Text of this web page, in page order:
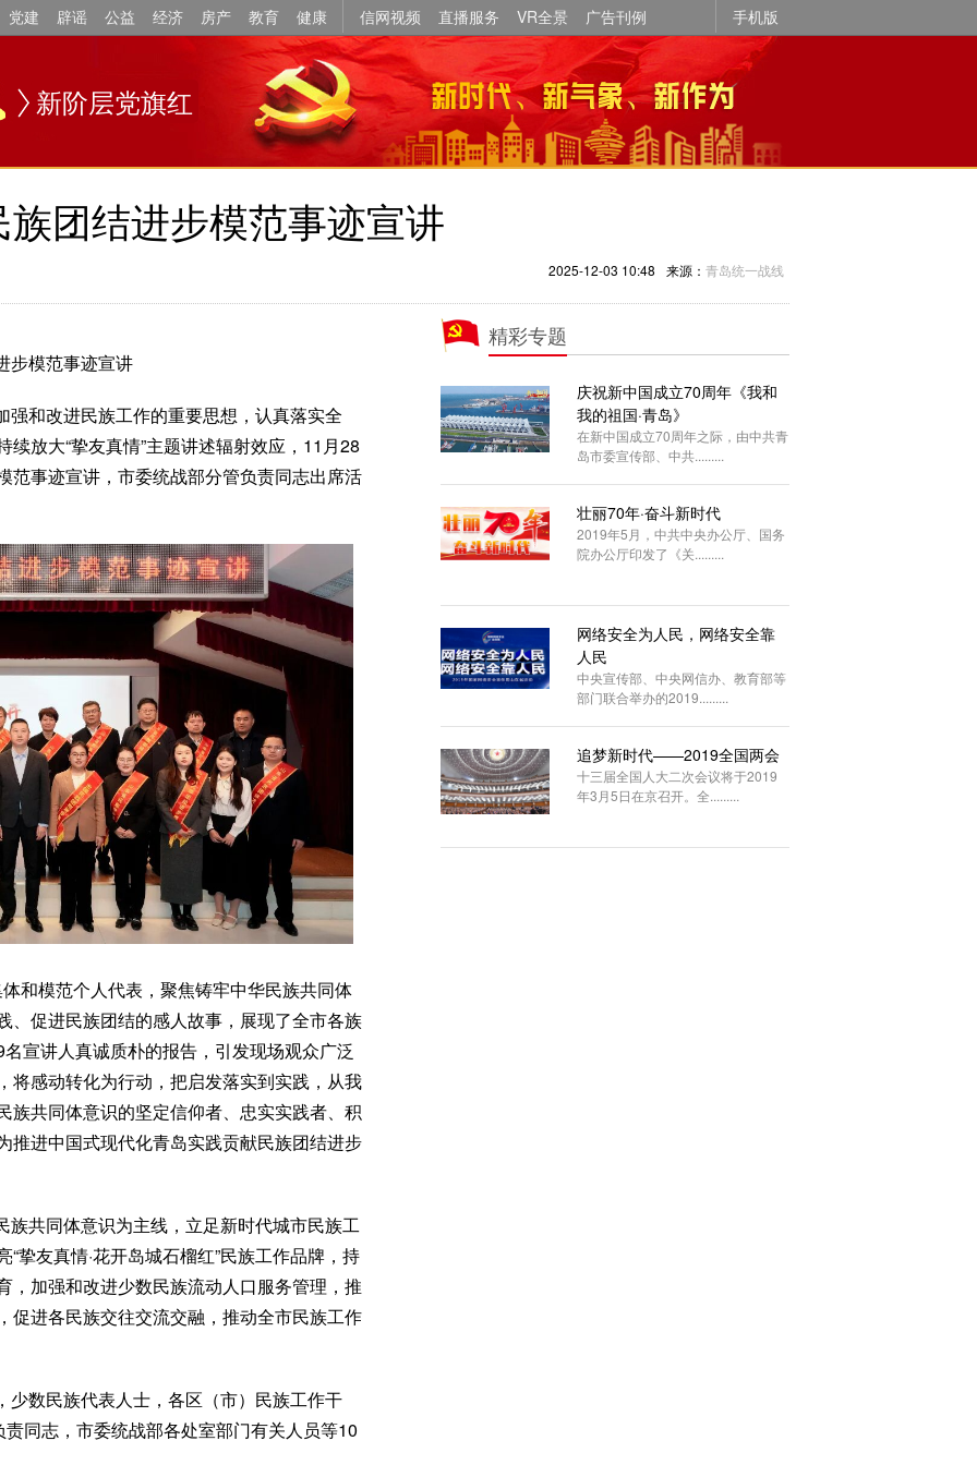
党建 辟谣 公益 经济 房产 教育 健康 信网视频 直播服务 VR全景 广告刊例 手机版
新阶层党旗红
团结进步模范事迹宣讲
2025-12-03 10:48 来源： 青岛统一战线
步模范事迹宣讲
和改进民族工作的重要思想，认真落实全
放大“挚友真情”主题讲述辐射效应，11月28
范事迹宣讲，市委统战部分管负责同志出席活
和模范个人代表，聚焦铸牢中华民族共同体
、促进民族团结的感人故事，展现了全市各族
宣讲人真诚质朴的报告，引发现场观众广泛
将感动转化为行动，把启发落实到实践，从我
族共同体意识的坚定信仰者、忠实实践者、积
推进中国式现代化青岛实践贡献民族团结进步
族共同体意识为主线，立足新时代城市民族工
挚友真情·花开岛城石榴红”民族工作品牌，持
，加强和改进少数民族流动人口服务管理，推
促进各民族交往交流交融，推动全市民族工作
少数民族代表人士，各区（市）民族工作干
同志，市委统战部各处室部门有关人员等10
精彩专题
庆祝新中国成立70周年《我和
我的祖国·青岛》
在新中国成立70周年之际，由中共青
岛市委宣传部、中共.........
壮丽70年·奋斗新时代
2019年5月，中共中央办公厅、国务
院办公厅印发了《关.........
网络安全为人民，网络安全靠
人民
中央宣传部、中央网信办、教育部等
部门联合举办的2019.........
追梦新时代——2019全国两会
十三届全国人大二次会议将于2019
年3月5日在京召开。全.........